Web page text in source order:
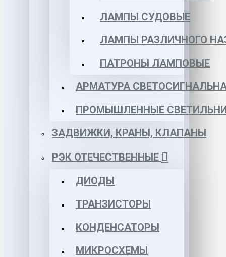
ЛАМПЫ СУДОВЫЕ
ЛАМПЫ РАЗЛИЧНОГО
ПАТРОНЫ ЛАМПОВЫЕ
АРМАТУРА
ПРОМЫШЛЕННЫЕ
ЗАДВИЖКИ, КРАНЫ, КЛАПАНЫ
РЭК ОТЕЧЕСТВЕННЫЕ
ДИОДЫ
ТРАНЗИСТОРЫ
КОНДЕНСАТОРЫ
МИКРОСХЕМЫ